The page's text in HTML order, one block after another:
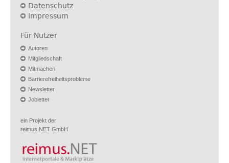
Datenschutz
Impressum
Für Nutzer
Autoren
Mitgliedschaft
Mitmachen
Barrierefreiheitsprobleme
Newsletter
Jobletter
ein Projekt der
reimus.NET GmbH